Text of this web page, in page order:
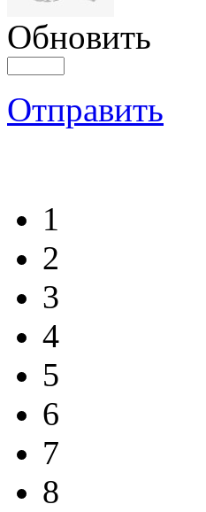
Обновить
Отправить
1
2
3
4
5
6
7
8